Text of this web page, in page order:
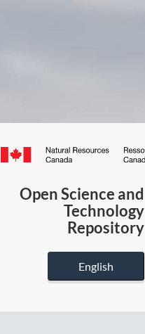
Canada.ca
Open Science and
Technology
Repository
English